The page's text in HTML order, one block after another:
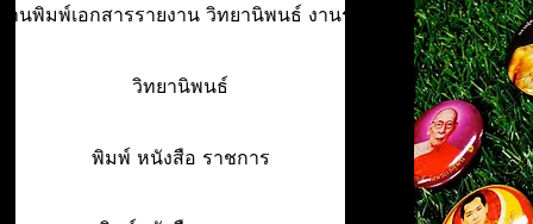
านพิมพ์เอกสารรายงาน วิทยานิพนธ์ งานรา
วิทยานิพนธ์
พิมพ์ หนังสือ ราชการ